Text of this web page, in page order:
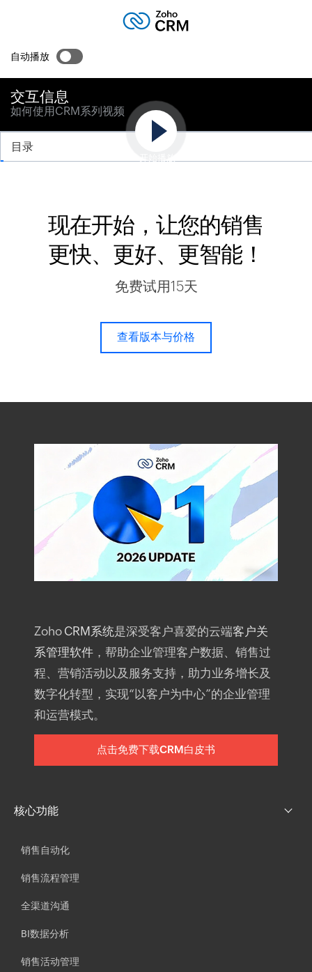
自动播放
交互信息
如何使用CRM系列视频
目录
现在开始，让您的销售
更快、更好、更智能！
免费试用15天
查看版本与价格
Zoho CRM系统是深受客户喜爱的云端客户关
系管理软件 ，帮助企业管理客户数据、销售过
程、营销活动以及服务支持，助力业务增长及
数字化转型，实现“以客户为中心”的企业管理
和运营模式。
点击免费下载CRM白皮书
核心功能
销售自动化
销售流程管理
全渠道沟通
BI数据分析
销售活动管理